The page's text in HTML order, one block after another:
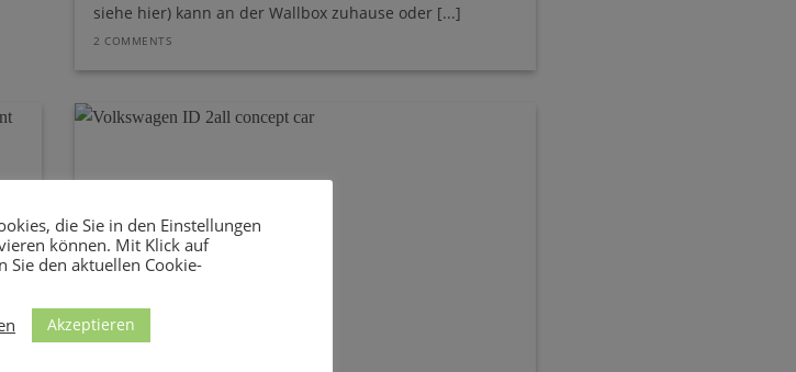
siehe hier) kann an der Wallbox zuhause oder [...]
2 COMMENTS
die Sie in den Einstellungen
können. Mit Klick auf
Sie den aktuellen Cookie-
Akzeptieren